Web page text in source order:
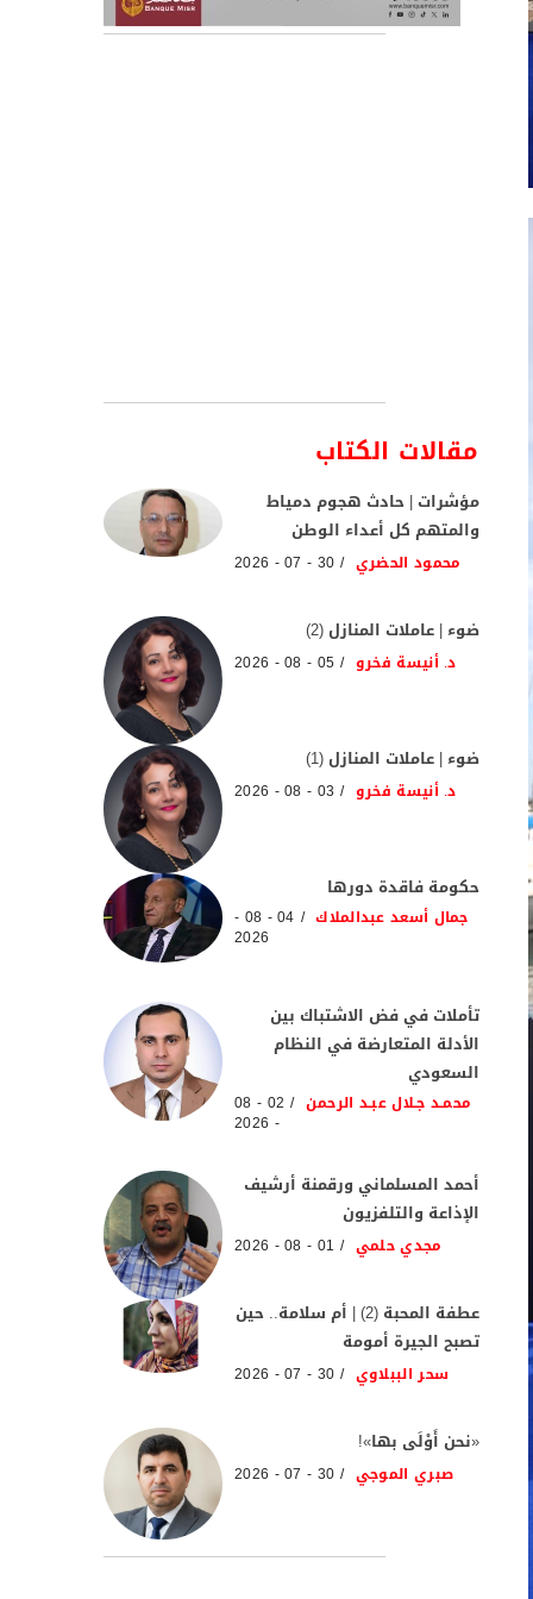
مقالات الكتاب
مؤشرات | حادث هجوم دمياط
والمتهم كل أعداء الوطن
محمود الحضري 30 - 07 - 2026
ضوء | عاملات المنازل (2)
د. أنيسة فخرو 05 - 08 - 2026
ضوء | عاملات المنازل (1)
د. أنيسة فخرو 03 - 08 - 2026
حكومة فاقدة دورها
جمال أسعد عبدالملاك 04 - 08 -
2026
تأملات في فض الاشتباك بين
الأدلة المتعارضة في النظام
السعودي
محمـد جـلال عبـد الرحمن 02 - 08
- 2026
أحمد المسلماني ورقمنة أرشيف
الإذاعة والتلفزيون
مجدي حلمي 01 - 08 - 2026
عطفة المحبة (2) | أم سلامة.. حين
تصبح الجيرة أمومة
سحر الببلاوي 30 - 07 - 2026
«نحن أَوْلَى بها»!
صبري الموجي 30 - 07 - 2026